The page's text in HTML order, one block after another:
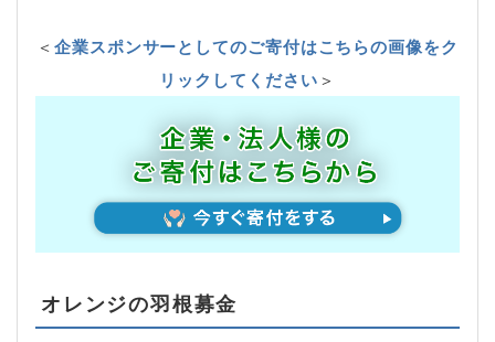
＜企業スポンサーとしてのご寄付はこちらの画像をク
リックしてください＞
オレンジの羽根募金